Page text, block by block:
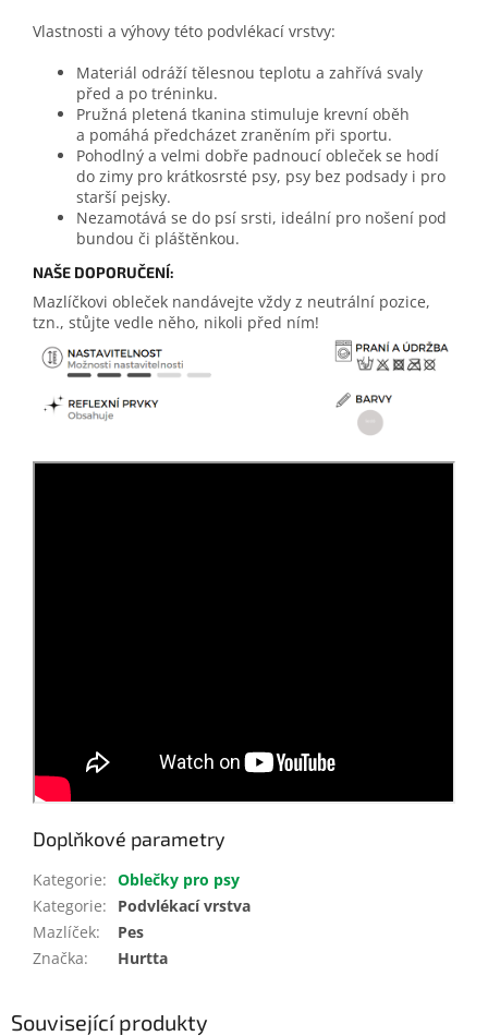
Vlastnosti a výhovy této podvlékací vrstvy:
Materiál odráží tělesnou teplotu a zahřívá svaly
před a po tréninku.
Pružná pletená tkanina stimuluje krevní oběh
a pomáhá předcházet zraněním při sportu.
Pohodlný a velmi dobře padnoucí obleček se hodí
do zimy pro krátkosrsté psy, psy bez podsady i pro
starší pejsky.
Nezamotává se do psí srsti, ideální pro nošení pod
bundou či pláštěnkou.
NAŠE DOPORUČENÍ:
Mazlíčkovi obleček nandávejte vždy z neutrální pozice,
tzn., stůjte vedle něho, nikoli před ním!
Doplňkové parametry
Kategorie: Oblečky pro psy
Kategorie:
Podvlékací vrstva
Mazlíček:
Pes
Značka: Hurtta
Související produkty